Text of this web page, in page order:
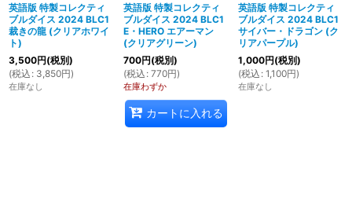
英語版 特製コレクティ
ブルダイス 2024 BLC1
裁きの龍 (クリアホワイ
ト)
3,500円(税別)
(税込 : 3,850円)
在庫なし
英語版 特製コレクティ
ブルダイス 2024 BLC1
E・HERO エアーマン
(クリアグリーン)
700円(税別)
(税込 : 770円)
在庫わずか
カートに入れる
英語版 特製コレクティ
ブルダイス 2024 BLC1
サイバー・ドラゴン (ク
リアパープル)
1,000円(税別)
(税込 : 1,100円)
在庫なし